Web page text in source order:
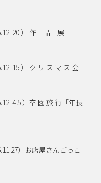
20 ） 作 品 展
15 ） ク リ ス マ ス 会
4 5 ）卒 園 旅 行「年長
）お店屋さんごっこ